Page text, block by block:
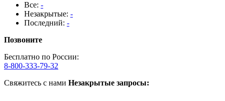
Все: -
Незакрытые: -
Последний: -
Позвоните
Бесплатно по России:
8-800-333-79-32
Свяжитесь с нами Незакрытые запросы: